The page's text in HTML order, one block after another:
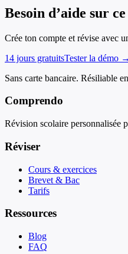
Besoin d’aide sur
Crée ton compte et révise avec
14 jours gratuitsTester la démo →
Sans carte bancaire. Résiliable
Comprendo
Révision scolaire personnalisée
Réviser
Cours & exercices
Brevet & Bac
Tarifs
Ressources
Blog
FAQ